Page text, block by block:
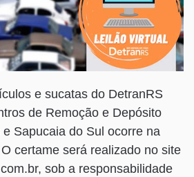
e sucatas do DetranRS
de Remoção e Depósito
Sapucaia do Sul ocorre na
certame será realizado no site
sob a responsabilidade